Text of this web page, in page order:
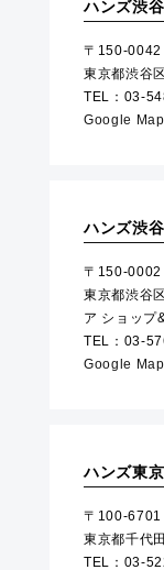
ハンズ渋
〒150-0042
東京都渋谷
TEL：03-
Google Map
ハンズ渋
〒150-0002
東京都渋谷
ア ショップ
TEL：03-
Google Map
ハンズ東
〒100-6701
東京都千代
TEL：03-